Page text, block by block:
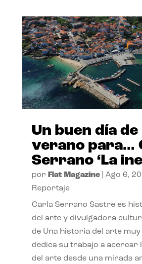
Un buen día de
verano para…
Serrano ‘La
por Flat Magazine| Ago 6,
Reportaje
Carla Serrano Sastre es
del arte y divulgadora
de Una historia del arte
dedica su trabajo a acercar
del arte desde una mirada